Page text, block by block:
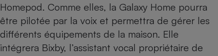
Homepod. Comme elles, la Galaxy Home pourra
être pilotée par la voix et permettra de gérer les
différents équipements de la maison. Elle
intégrera Bixby, l’assistant vocal propriétaire de